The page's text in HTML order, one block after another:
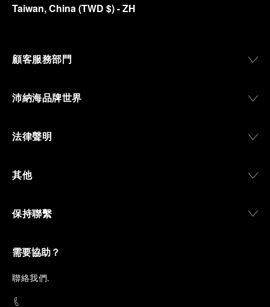
Taiwan, China(TWD $)- ZH
顧客服務部門
沛納海品牌世界
法律聲明
其他
保持聯繫
需要協助？
聯絡我們.